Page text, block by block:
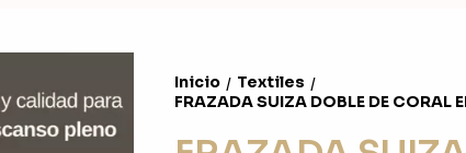
Inicio / Textiles /
FRAZADA SUIZA DOBLE DE CORAL